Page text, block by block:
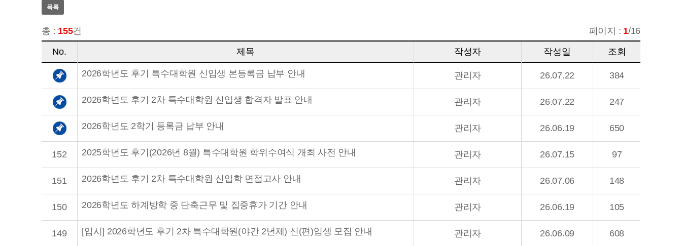
목록
총 : 155건 페이지 : 1/16
No. 제목 작성자 작성일 조회
2026학년도 후기 특수대학원 신입생 본등록금 납부 안내 관리자 26.07.22 384
2026학년도 후기 2차 특수대학원 신입생 합격자 발표 안내 관리자 26.07.22 247
2026학년도 2학기 등록금 납부 안내 관리자 26.06.19 650
152 2025학년도 후기(2026년 8월) 특수대학원 학위수여식 개최 사전 안내 관리자 26.07.15 97
151 2026학년도 후기 2차 특수대학원 신입학 면접고사 안내 관리자 26.07.06 148
150 2026학년도 하계방학 중 단축근무 및 집중휴가 기간 안내 관리자 26.06.19 105
149 [입시] 2026학년도 후기 2차 특수대학원(야간 2년제) 신(편)입생 모집 안내 관리자 26.06.09 608